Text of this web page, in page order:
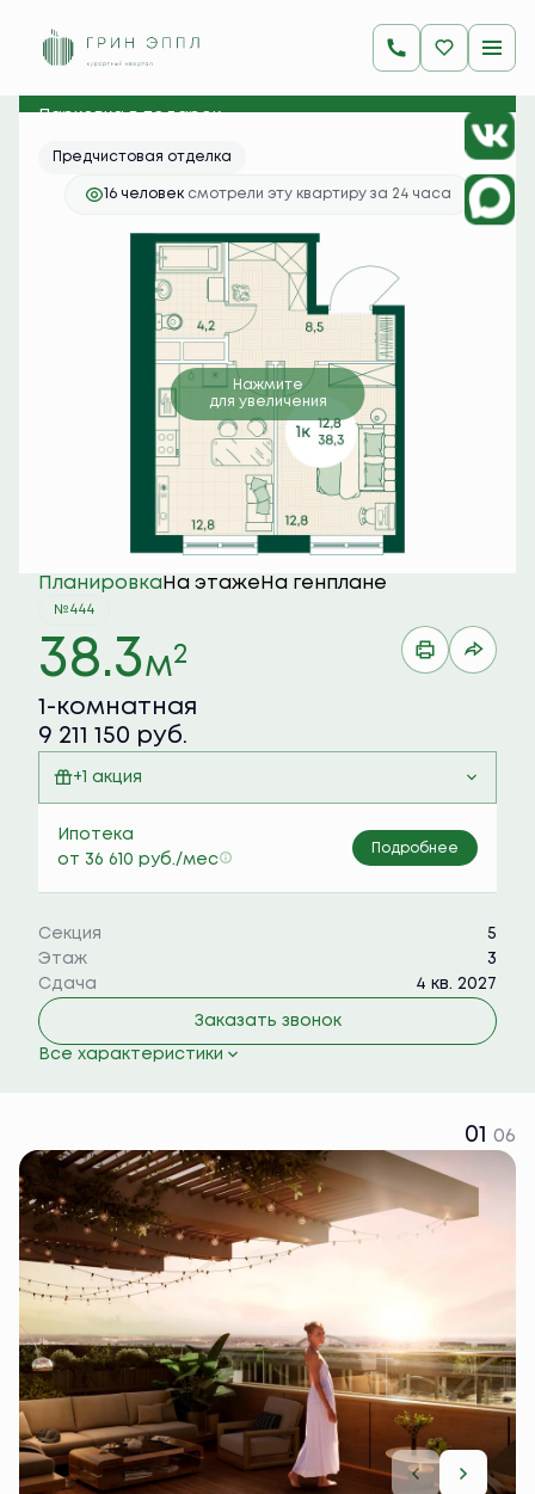
1-комнатная38.3 м
9 211 150 руб.
Ипотека от 36 610 руб./мес.
Парковка в подарок
Предчистовая отделка
16 человек смотрели эту квартиру за 24 часа
Нажмите
для увеличения
Планировка На этаже На генплане
№444
38.3м2
1-комнатная
9 211 150 руб.
+1 акция
Ипотека
от 36 610 руб./мес
Подробнее
Секция
5
Этаж
3
Сдача
4 кв. 2027
Заказать звонок
Все характеристики
01 06